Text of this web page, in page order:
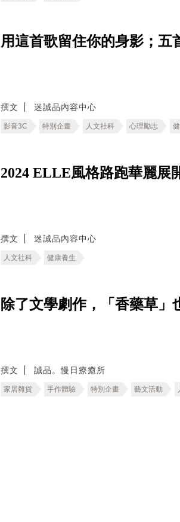
用這首歌留住你的身影；五
撰文 迷誠品內容中心
影音3C 特別企畫 人文社科 心理勵志
2024 ELLE風格路跑華麗展
撰文 迷誠品內容中心
人文社科 健康養生
除了文學劇作，「香藥草
撰文 誠品。慢日療癒所
家居雜貨 手作體驗 特別企畫 藝文活動